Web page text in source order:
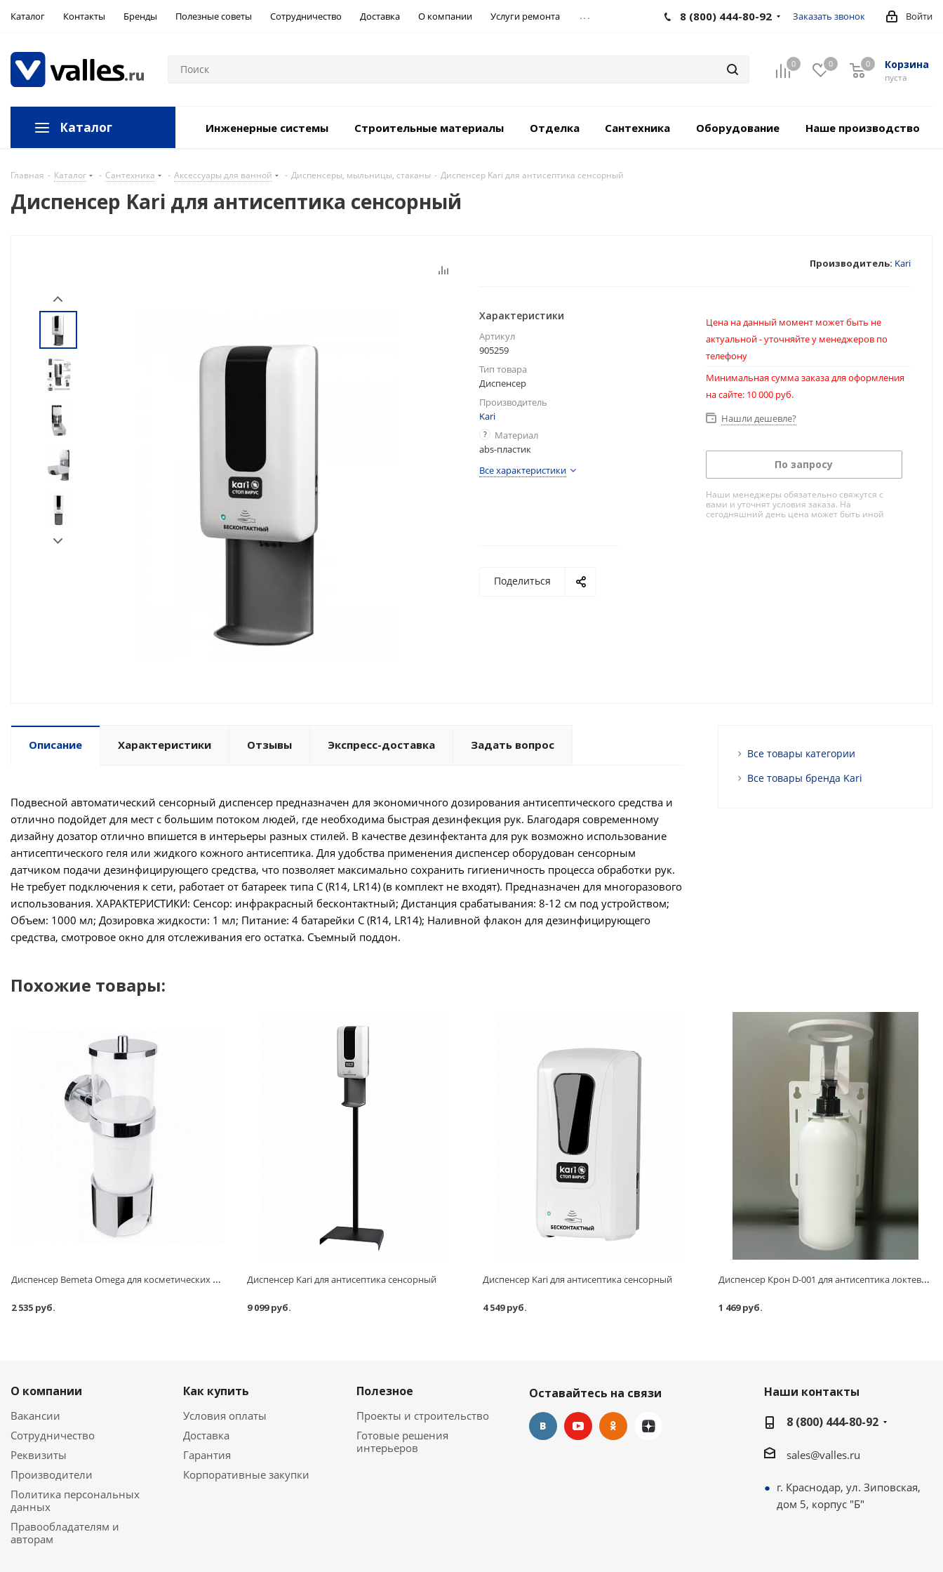
Каталог Контакты Бренды Полезные советы Сотрудничество Доставка О компании Услуги ремонта ... Войти
8 (800) 444-80-92 Заказать звонок
0 0 Корзина
пуста
0
Каталог Инженерные системы Строительные материалы Отделка Сантехника Оборудование Наше производство
Главная - Каталог - Сантехника - Аксессуары для ванной - Диспенсеры, мыльницы, стаканы - Диспенсер Kari для антисептика сенсорный
Диспенсер Kari для антисептика сенсорный
Производитель: Kari
Характеристики
Артикул
905259
Тип товара
Диспенсер
Производитель
Kari
?
Материал
abs-пластик
Все характеристики
Цена на данный момент может быть не
актуальной - уточняйте у менеджеров по
телефону
Минимальная сумма заказа для оформления
на сайте: 10 000 руб.
Нашли дешевле?
По запросу
Наши менеджеры обязательно свяжутся с
вами и уточнят условия заказа. На
сегодняшний день цена может быть иной
Поделиться
Описание Характеристики Отзывы Экспресс-доставка Задать вопрос
Подвесной автоматический сенсорный диспенсер предназначен для экономичного дозирования антисептического средства и
отлично подойдет для мест с большим потоком людей, где необходима быстрая дезинфекция рук. Благодаря современному
дизайну дозатор отлично впишется в интерьеры разных стилей. В качестве дезинфектанта для рук возможно использование
антисептического геля или жидкого кожного антисептика. Для удобства применения диспенсер оборудован сенсорным
датчиком подачи дезинфицирующего средства, что позволяет максимально сохранить гигиеничность процесса обработки рук.
Не требует подключения к сети, работает от батареек типа C (R14, LR14) (в комплект не входят). Предназначен для многоразового
использования. ХАРАКТЕРИСТИКИ: Сенсор: инфракрасный бесконтактный; Дистанция срабатывания: 8-12 см под устройством;
Объем: 1000 мл; Дозировка жидкости: 1 мл; Питание: 4 батарейки C (R14, LR14); Наливной флакон для дезинфицирующего
средства, смотровое окно для отслеживания его остатка. Съемный поддон.
Все товары категории
Все товары бренда Kari
Похожие товары:
Диспенсер Bemeta Omega для косметических дисков 146503172 хром
2 535 руб.
Диспенсер Kari для антисептика сенсорный
9 099 руб.
Диспенсер Kari для антисептика сенсорный
4 549 руб.
Диспенсер Крон D-001 для антисептика локтевой
1 469 руб.
О компании
Вакансии
Сотрудничество
Реквизиты
Производители
Политика персональных
данных
Правообладателям и
авторам
Как купить
Условия оплаты
Доставка
Гарантия
Корпоративные закупки
Полезное
Проекты и строительство
Готовые решения
интерьеров
Оставайтесь на связи
Наши контакты
8 (800) 444-80-92
sales@valles.ru
г. Краснодар, ул. Зиповская,
дом 5, корпус "Б"